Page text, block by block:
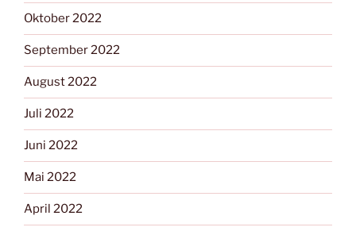
Oktober 2022
September 2022
August 2022
Juli 2022
Juni 2022
Mai 2022
April 2022